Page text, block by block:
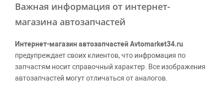
Важная информация от интернет-
магазина автозапчастей
Интернет-магазин автозапчастей Avtomarket34.ru
предупреждает своих клиентов, что инфромация по
запчастям носит справочный характер. Все изображения
автозапчастей могут отличаться от аналогов.